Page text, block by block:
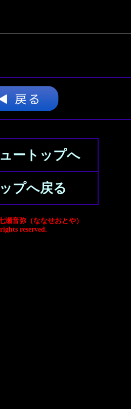
ートップへ
プへ戻る
瀬音弥（ななせおとや）
reserved.